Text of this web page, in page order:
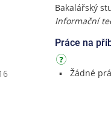
Bakalářský
Informační
Práce na
Žádné